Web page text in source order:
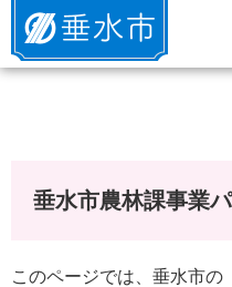
垂水市
垂水市農林課事業
このページでは、垂水市の